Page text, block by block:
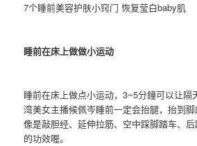
7个睡前美容护肤小窍门 恢复莹白baby肌
睡前在床上做做小运动
睡前在床上做点小运动，3~5分鐘可以让隔
湾美女主播候佩岑睡前一定会抬腿，抬到脚
像是敲胆经、延伸拉筋、空中踩脚踏车、
的功效喔。